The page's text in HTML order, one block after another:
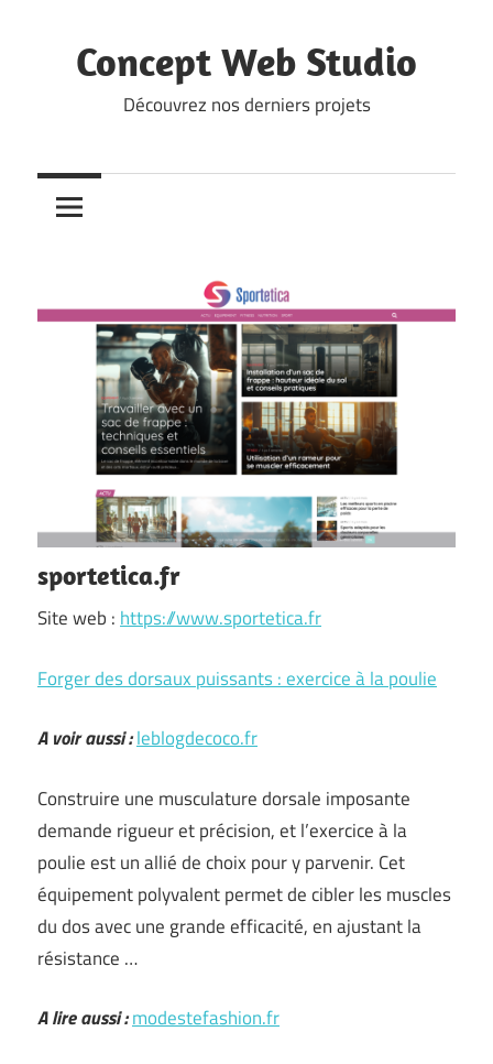
contentConcept Web Studio
Découvrez nos derniers projets
sportetica.fr
Site web : https://www.sportetica.fr
Forger des dorsaux puissants : exercice à la poulie
A voir aussi :leblogdecoco.fr
Construire une musculature dorsale imposante
demande rigueur et précision, et l’exercice à la
poulie est un allié de choix pour y parvenir. Cet
équipement polyvalent permet de cibler les muscles
du dos avec une grande efficacité, en ajustant la
résistance …
A lire aussi :modestefashion.fr